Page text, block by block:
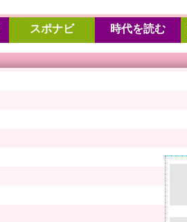
スポナビ 時代を読む